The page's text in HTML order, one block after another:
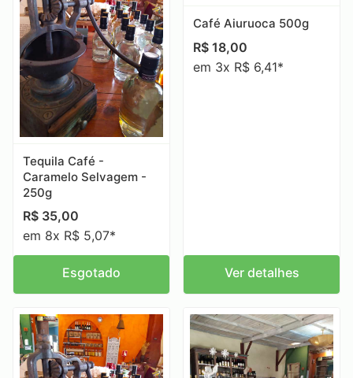
Tequila Café -
Caramelo Selvagem -
250g
R$ 35,00
em 8x R$ 5,07*
Esgotado
Café Aiuruoca 500g
R$ 18,00
em 3x R$ 6,41*
Ver detalhes